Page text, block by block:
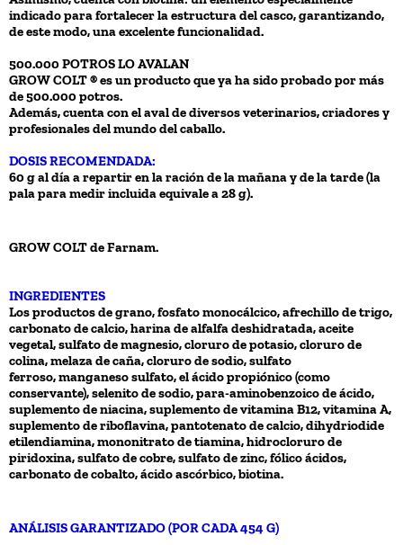
indicado para fortalecer la estructura del casco, garantizando,
de este modo, una excelente funcionalidad.
500.000 POTROS LO AVALAN
GROW COLT ® es un producto que ya ha sido probado por más
de 500.000 potros.
Además, cuenta con el aval de diversos veterinarios, criadores y
profesionales del mundo del caballo.
DOSIS RECOMENDADA:
60 g al día a repartir en la ración de la mañana y de la tarde (la
pala para medir incluida equivale a 28 g).
GROW COLT de Farnam.
INGREDIENTES
Los productos de grano, fosfato monocálcico, afrechillo de trigo,
carbonato de calcio, harina de alfalfa deshidratada, aceite
vegetal, sulfato de magnesio, cloruro de potasio, cloruro de
colina, melaza de caña, cloruro de sodio, sulfato
ferroso, manganeso sulfato, el ácido propiónico (como
conservante), selenito de sodio, para-aminobenzoico de ácido,
suplemento de niacina, suplemento de vitamina B12, vitamina A,
suplemento de riboflavina, pantotenato de calcio, dihydriodide
etilendiamina, mononitrato de tiamina, hidrocloruro de
piridoxina, sulfato de cobre, sulfato de zinc, fólico ácidos,
carbonato de cobalto, ácido ascórbico, biotina.
ANÁLISIS GARANTIZADO (POR CADA 454 G)